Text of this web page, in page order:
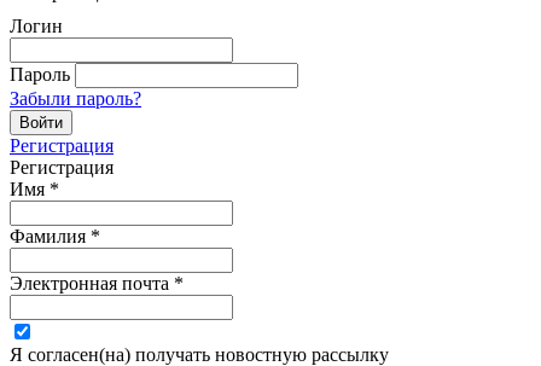
Логин
Пароль
Забыли пароль?
Регистрация
Регистрация
Имя *
Фамилия *
Электронная почта *
Я согласен(на) получать новостную рассылку